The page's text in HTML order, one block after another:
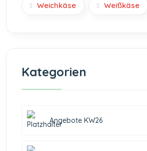
Weichkäse Weißkäse
Kategorien
Angebote KW26